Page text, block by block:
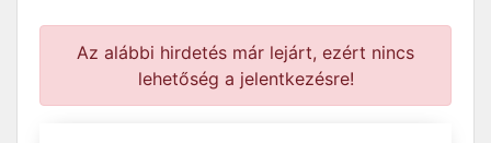
Az alábbi hirdetés már lejárt, ezért nincs
lehetőség a jelentkezésre!